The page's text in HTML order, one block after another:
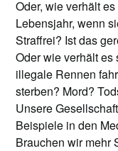
Oder, wie verhält
Lebensjahr, wenn
Straffrei? Ist das
Oder wie verhält
illegale Rennen
sterben? Mord?
Unsere
Beispiele in den
Brauchen wir mehr